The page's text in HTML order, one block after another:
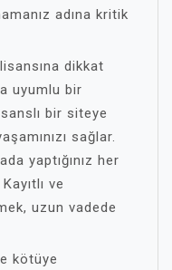
adına kritik
dikkat
uyumlu bir
bir siteye
sağlar.
yaptığınız her
ve
uzun vadede
kötüye